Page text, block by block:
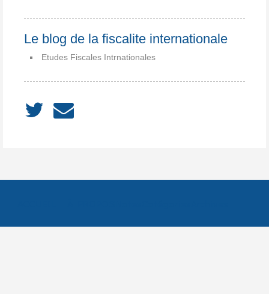
Le blog de la fiscalite internationale
Etudes Fiscales Intrnationales